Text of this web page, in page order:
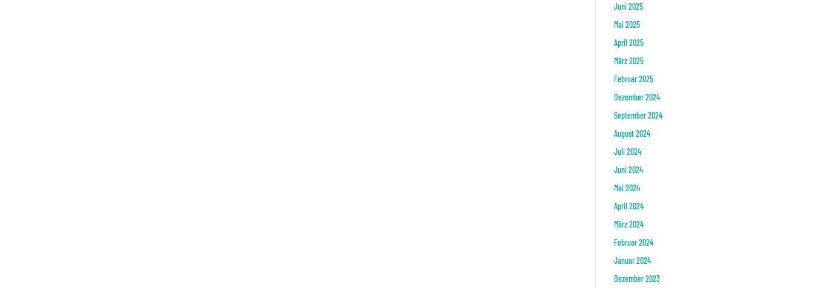
Juni 2025
Mai 2025
April 2025
März 2025
Februar 2025
Dezember 2024
September 2024
August 2024
Juli 2024
Juni 2024
Mai 2024
April 2024
März 2024
Februar 2024
Januar 2024
Dezember 2023